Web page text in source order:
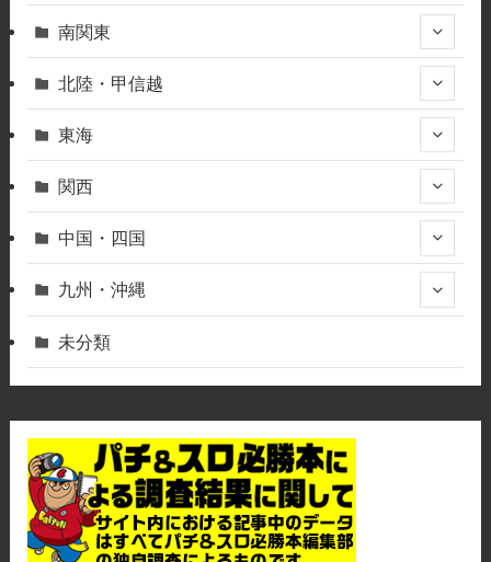
南関東
北陸・甲信越
東海
関西
中国・四国
九州・沖縄
未分類